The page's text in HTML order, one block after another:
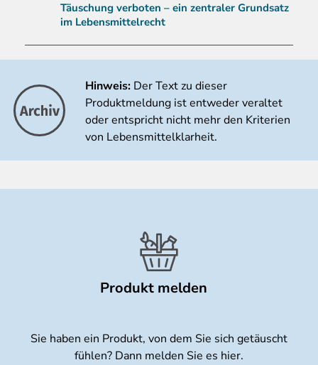
Täuschung verboten – ein zentraler Grundsatz
im Lebensmittelrecht
Hinweis: Der Text zu dieser
Produktmeldung ist entweder veraltet
oder entspricht nicht mehr den Kriterien
von Lebensmittelklarheit.
Produkt melden
Sie haben ein Produkt, von dem Sie sich getäuscht
fühlen? Dann melden Sie es hier.